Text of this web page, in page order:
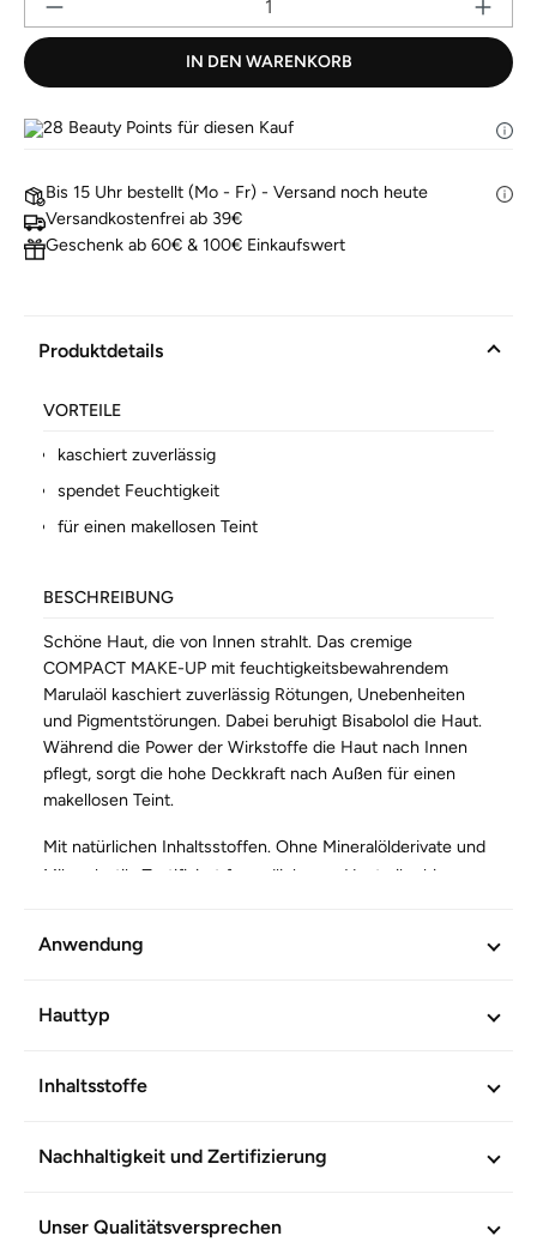
IN DEN WARENKORB
28 Beauty Points für diesen Kauf
Bis 15 Uhr bestellt (Mo - Fr) - Versand noch heute
Versandkostenfrei ab 39€
Geschenk ab 60€ & 100€ Einkaufswert
Produktdetails
VORTEILE
kaschiert zuverlässig
spendet Feuchtigkeit
für einen makellosen Teint
BESCHREIBUNG
Schöne Haut, die von Innen strahlt. Das cremige
COMPACT MAKE-UP mit feuchtigkeitsbewahrendem
Marulaöl kaschiert zuverlässig Rötungen, Unebenheiten
und Pigmentstörungen. Dabei beruhigt Bisabolol die Haut.
Während die Power der Wirkstoffe die Haut nach Innen
pflegt, sorgt die hohe Deckkraft nach Außen für einen
makellosen Teint.
Mit natürlichen Inhaltsstoffen. Ohne Mineralölderivate und
Mikroplastik. Zertifiziert freundlich zum Hautmikrobiom.
WEITERE INFORMATIONEN
Anwendung
Hauttyp
Inhaltsstoffe
Nachhaltigkeit und Zertifizierung
Unser Qualitätsversprechen